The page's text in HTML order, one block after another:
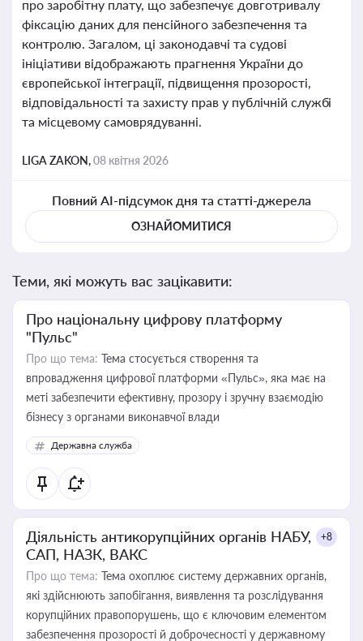
про заробітну плату, що забезпечує довготривалу
фіксацію даних для пенсійного забезпечення та
контролю. Загалом, ці законодавчі та судові
ініціативи відображають прагнення України до
європейської інтеграції, підвищення прозорості,
відповідальності та захисту прав у публічній службі
та місцевому самоврядуванні.
LIGA ZAKON,08 квітня 2026
Повний AI-підсумок дня та статті-джерела
ОЗНАЙОМИТИСЯ
Теми, які можуть вас зацікавити:
Про національну цифрову платформу
"Пульс"
Про що тема: Тема стосується створення та
впровадження цифрової платформи «Пульс», яка має на
меті забезпечити ефективну, прозору і зручну взаємодію
бізнесу з органами виконавчої влади
Державна служба
Діяльність антикорупційних органів НАБУ,
САП, НАЗК, ВАКС
+8
Про що тема: Тема охоплює систему державних органів,
які здійснюють запобігання, виявлення та розслідування
корупційних правопорушень, що є ключовим елементом
забезпечення прозорості й доброчесності у державному